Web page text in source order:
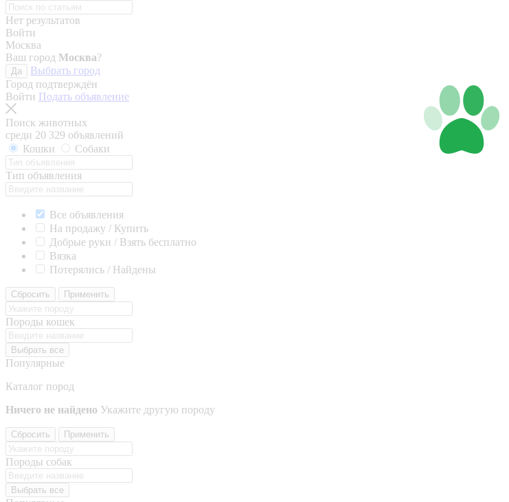
Нет результатов
Войти
Москва
Ваш город Москва?
Да
Выбрать город
Город подтверждён
Войти Подать объявление
Поиск животных
среди 20 329 объявлений
Кошки
Собаки
Тип объявления
Все объявления
На продажу / Купить
Добрые руки / Взять бесплатно
Вязка
Потерялись / Найдены
Сбросить Применить
Породы кошек
Выбрать все
Популярные
Каталог пород
Ничего не найдено Укажите другую породу
Сбросить Применить
Породы собак
Выбрать все